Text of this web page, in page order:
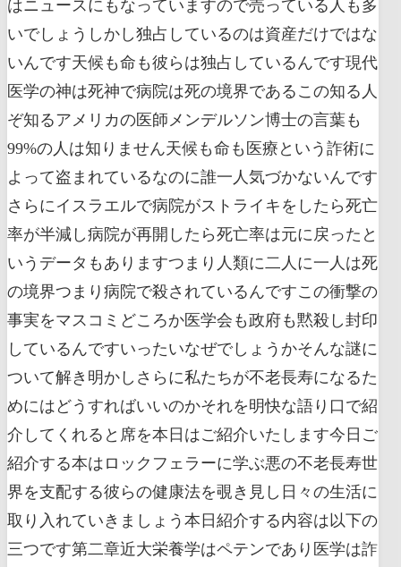
はニュースにもなっていますので売っている人も多
いでしょうしかし独占しているのは資産だけではな
いんです天候も命も彼らは独占しているんです現代
医学の神は死神で病院は死の境界であるこの知る人
ぞ知るアメリカの医師メンデルソン博士の言葉も
99%の人は知りません天候も命も医療という詐術に
よって盗まれているなのに誰一人気づかないんです
さらにイスラエルで病院がストライキをしたら死亡
率が半減し病院が再開したら死亡率は元に戻ったと
いうデータもありますつまり人類に二人に一人は死
の境界つまり病院で殺されているんですこの衝撃の
事実をマスコミどころか医学会も政府も黙殺し封印
しているんですいったいなぜでしょうかそんな謎に
ついて解き明かしさらに私たちが不老長寿になるた
めにはどうすればいいのかそれを明快な語り口で紹
介してくれると席を本日はご紹介いたします今日ご
紹介する本はロックフェラーに学ぶ悪の不老長寿世
界を支配する彼らの健康法を覗き見し日々の生活に
取り入れていきましょう本日紹介する内容は以下の
三つです第二章近大栄養学はペテンであり医学は詐